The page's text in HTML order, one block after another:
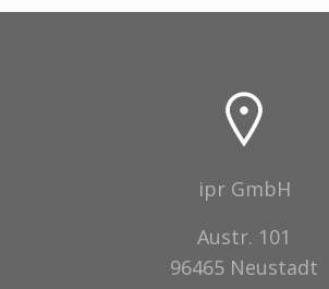
ipr GmbH
Austr. 101
96465 Neustadt